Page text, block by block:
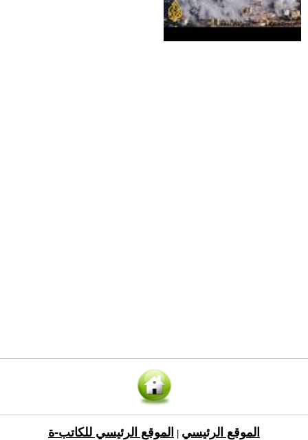
الموقع الرئيسي الموقع الرئيسي للكاتب-ة